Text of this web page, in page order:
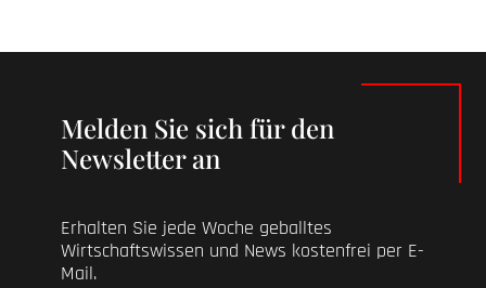
Melden Sie sich für den
Newsletter an
Erhalten Sie jede Woche geballtes
Wirtschaftswissen und News kostenfrei per E-
Mail.